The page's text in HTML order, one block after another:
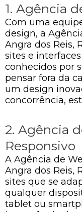
1. Agência
Com uma
design, a
Angra dos Reis,
sites e
conhecidos por
pensar fora da
um design
concorrência,
2. Agência
Responsivo
A Agência de
Angra dos Reis,
sites que se
qualquer
tablet ou